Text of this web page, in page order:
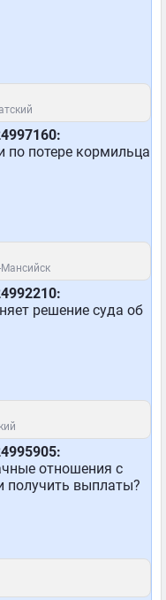
по потере кормильца
решение суда об
отношения с
выплаты?